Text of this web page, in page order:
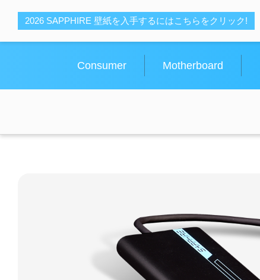
2026 SAPPHIRE 壁紙を入手するにはこちらをクリック!
Consumer Motherboard